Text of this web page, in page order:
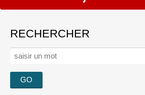
RECHERCHER
Rechercher :